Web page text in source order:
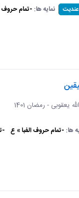
نمایه ها: -تمام حروف
یعقوبی - رمضان 1401
ها: -تمام حروف الفبا » ع -